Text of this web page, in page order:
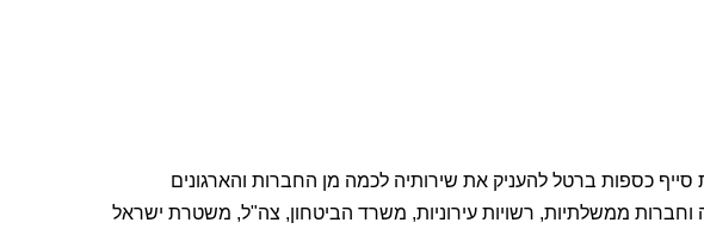
כספות ברטל להעניק את שירותיה לכמה מן החברות והארגונים
ממשלתיות, רשויות עירוניות, משרד הביטחון, צה"ל, משטרת ישראל